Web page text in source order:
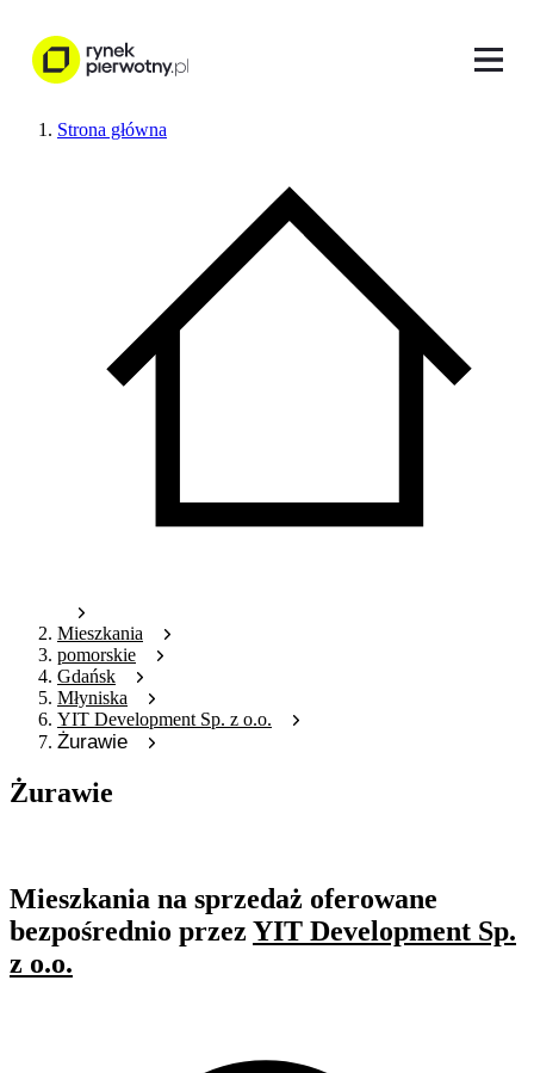
Strona główna
Mieszkania
pomorskie
Gdańsk
Młyniska
YIT Development Sp. z o.o.
Żurawie
Żurawie
Mieszkania na sprzedaż oferowane
bezpośrednio przez YIT Development Sp.
z o.o.